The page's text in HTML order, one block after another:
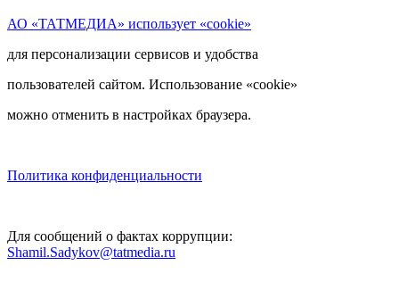
АО «ТАТМЕДИА» использует «cookie»
для персонализации сервисов и удобства
пользователей сайтом. Использование «cookie»
можно отменить в настройках браузера.
Политика конфиденциальности
Для сообщений о фактах коррупции:
Shamil.Sadykov@tatmedia.ru